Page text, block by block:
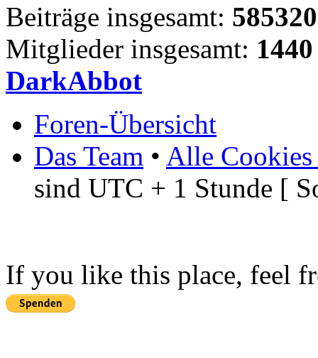
Beiträge insgesamt: 585320
Mitglieder insgesamt: 1440
DarkAbbot
Foren-Übersicht
Das Team • Alle Cookies
sind UTC + 1 Stunde [
If you like this place, feel